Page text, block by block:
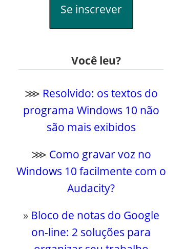
Se inscrever
Você leu?
⋙ Resolvido: os textos do
programa Windows 10 não
são mais exibidos
⋙ Como gravar voz no
Windows 10 facilmente com o
Audacity?
» Bloco de notas do Google
on-line: 2 soluções para